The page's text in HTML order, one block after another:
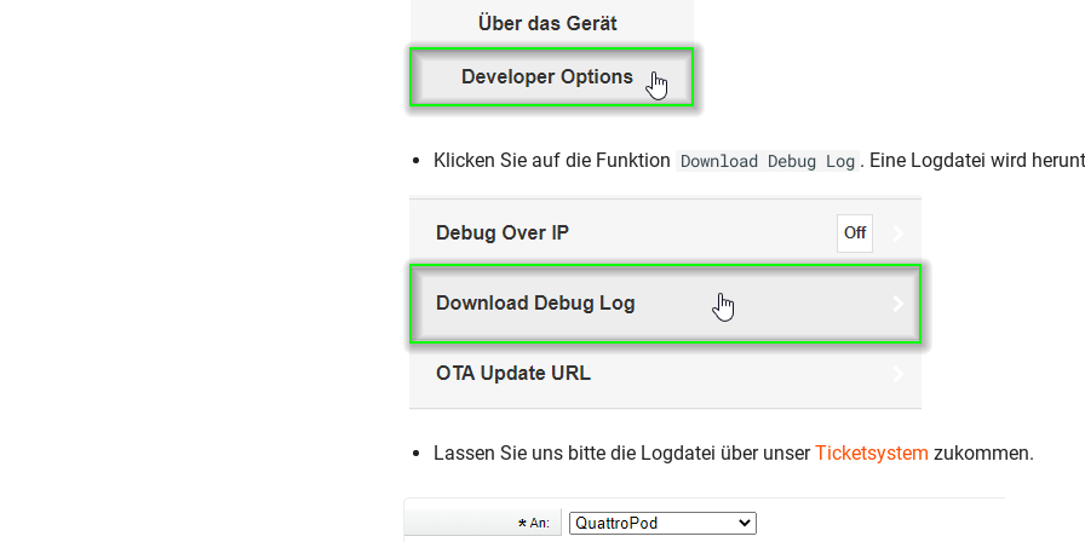
Klicken Sie auf die Funktion Download Debug Log . Eine Logdatei wird
Lassen Sie uns bitte die Logdatei über unserTicketsystem zukommen.